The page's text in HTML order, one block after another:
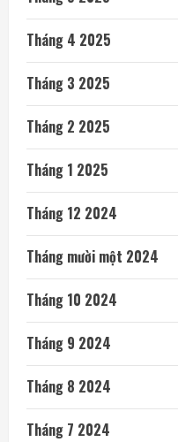
Tháng 4 2025
Tháng 3 2025
Tháng 2 2025
Tháng 1 2025
Tháng 12 2024
Tháng mười một 2024
Tháng 10 2024
Tháng 9 2024
Tháng 8 2024
Tháng 7 2024